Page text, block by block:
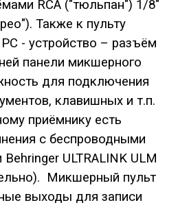
RCA ("тюльпан") 1/8"
Также к пульту
- устройство – разъём
панели микшерного
для подключения
клавишных и т.п.
приёмнику есть
с беспроводными
ULTRALINK ULM
Микшерный пульт
выходы для записи